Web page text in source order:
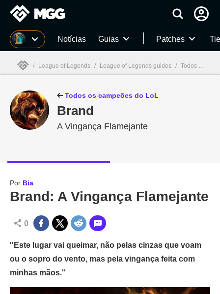
Millenium Notícias Guias Patches
Millenium
/ League of Legends / League of Legends guides / Todos os campeões de LoL: habilidades, skins, história e mais
Todos os campeões do LoL
Brand
A Vingança Flamejante
Por Bia
Brand: A Vingança Flamejante
0
''Este lugar vai queimar, não pelas cinzas que voam
ou o sopro do vento, mas pela vingança feita com
minhas mãos.''